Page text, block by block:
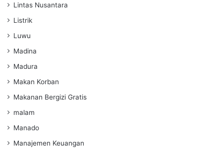
Lintas Nusantara
Listrik
Luwu
Madina
Madura
Makan Korban
Makanan Bergizi Gratis
malam
Manado
Manajemen Keuangan